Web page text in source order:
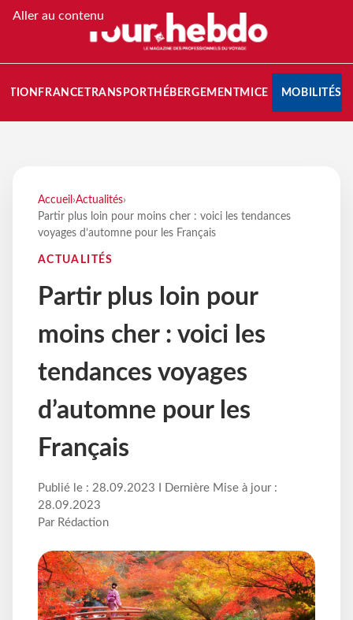
Aller au contenu
FRANCETRANSPORT HÉBERGEMENTMICE MOBILITÉS
Accueil ›Actualités›
Partir plus loin pour moins cher : voici les tendances
voyages d’automne pour les Français
ACTUALITÉS
Partir plus loin pour
moins cher : voici les
tendances voyages
d’automne pour les
Français
Publié le : 28.09.2023 I Dernière Mise à jour :
28.09.2023
Par Rédaction